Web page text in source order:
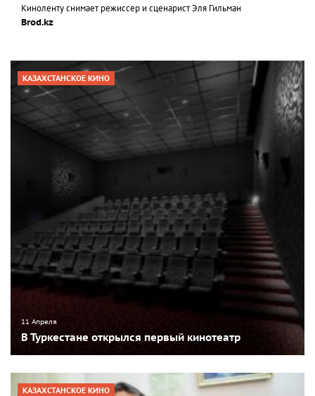
Киноленту снимает режиссер и сценарист Эля Гильман
Brod.kz
КАЗАХСТАНСКОЕ КИНО
11 Апреля
В Туркестане открылся первый кинотеатр
КАЗАХСТАНСКОЕ КИНО